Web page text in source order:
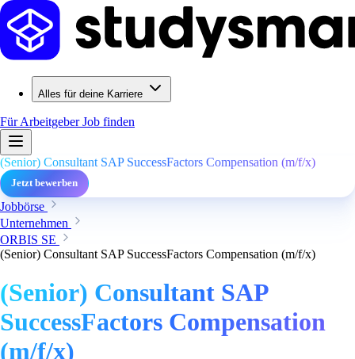
Alles für deine Karriere
Für ArbeitgeberJob finden
(Senior) Consultant SAP SuccessFactors Compensation (m/f/x)
Jetzt bewerben
Jobbörse
Unternehmen
ORBIS SE
(Senior) Consultant SAP SuccessFactors Compensation (m/f/x)
(Senior) Consultant SAP
SuccessFactors Compensation
(m/f/x)